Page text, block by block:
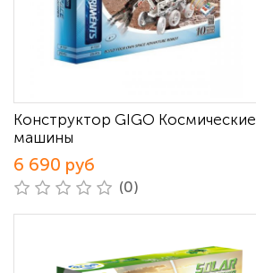
Конструктор GIGO Космические
машины
6 690 руб
(0)